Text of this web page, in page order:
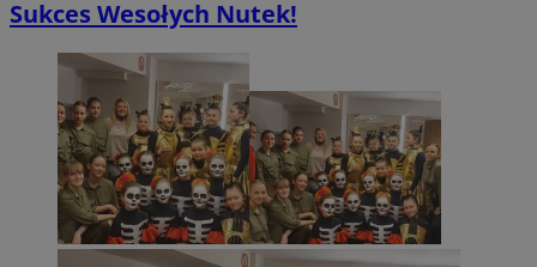
Sukces Wesołych Nutek!